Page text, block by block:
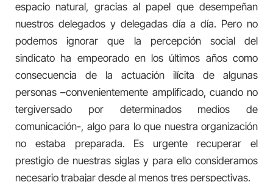
espacio natural, gracias al papel que desempeñan
nuestros delegados y delegadas día a día. Pero no
podemos ignorar que la percepción social del
sindicato ha empeorado en los últimos años como
consecuencia de la actuación ilícita de algunas
personas –convenientemente amplificado, cuando no
tergiversado por determinados medios de
comunicación-, algo para lo que nuestra organización
no estaba preparada. Es urgente recuperar el
prestigio de nuestras siglas y para ello consideramos
necesario trabajar desde al menos tres perspectivas.